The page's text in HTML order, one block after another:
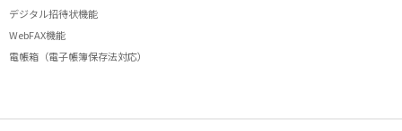
デジタル招待状機能
WebFAX機能
電帳箱（電子帳簿保存法対応）